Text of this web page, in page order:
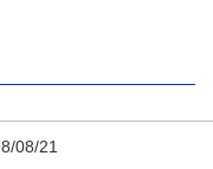
08/21